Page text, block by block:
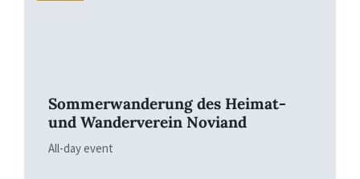
Sommerwanderung des Heimat-
und Wanderverein Noviand
All-day event